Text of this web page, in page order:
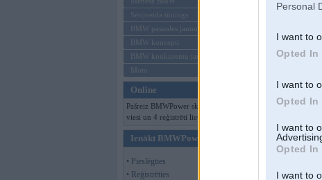
Personal
I want to
Opted In
I want to
Opted In
I want to
Opted In
I want to
Sērijveida tūnings
BMW pasaules jaunumi
BMW koncepti
BMW konkurentu jaunumi
Moto
Online
Pašreiz BMWPower skatās 195
viesi un 4 reģistrēti lietotāji.
Ienākt BMWPower
• Pieslēgties
• Reģistrēties